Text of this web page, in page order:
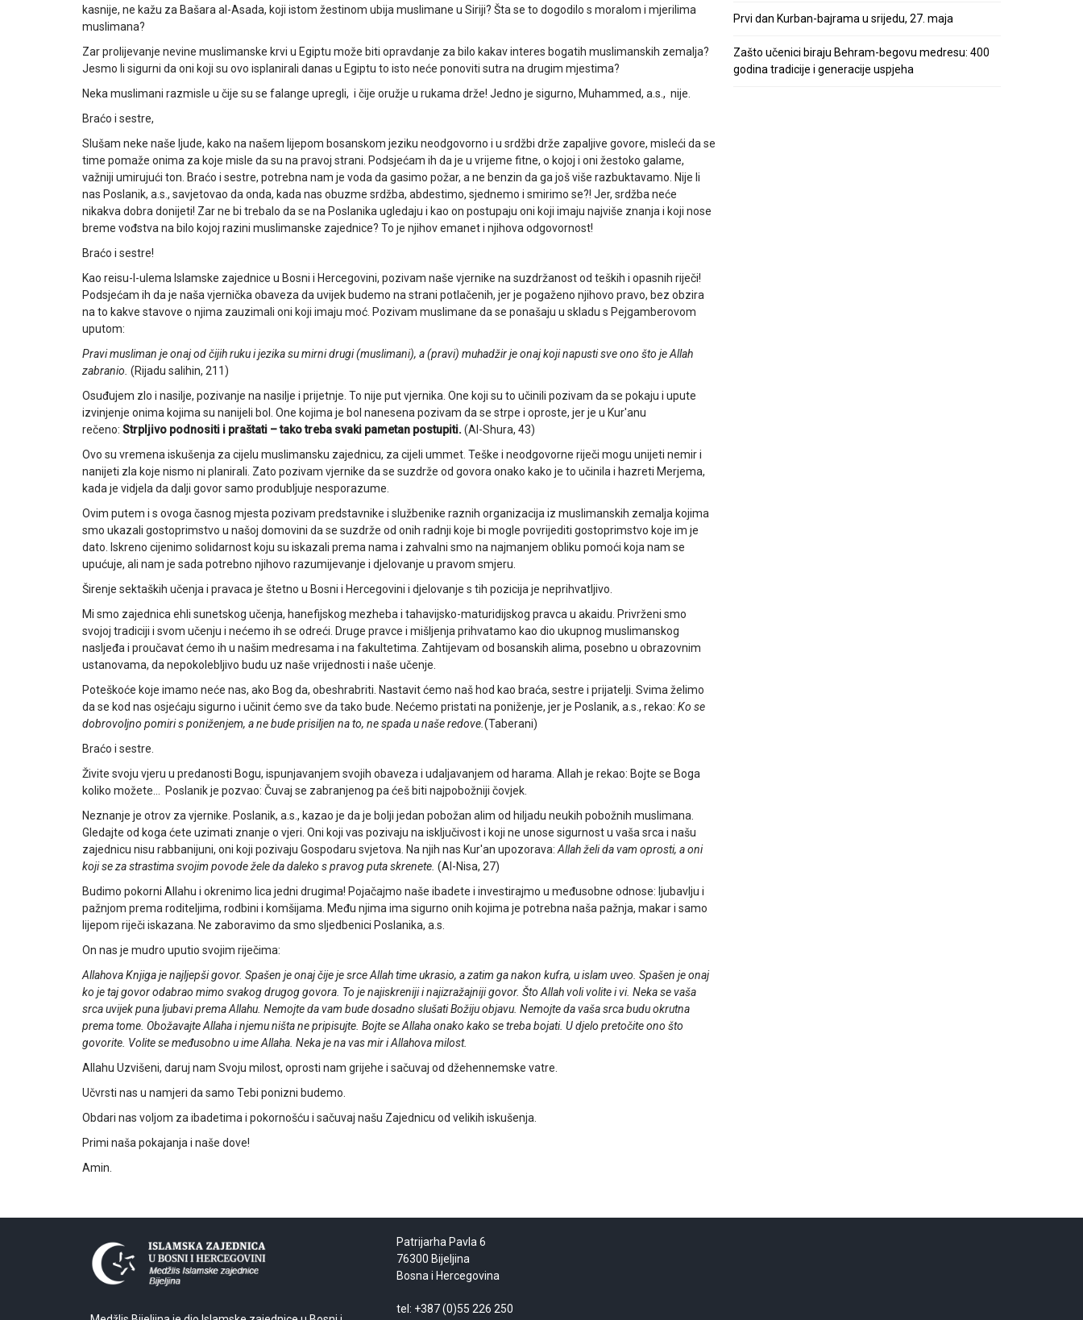
kasnije, ne kažu za Bašara al-Asada, koji istom žestinom ubija muslimane u Siriji? Šta se to dogodilo s moralom i mjerilima
muslimana?
Zar prolijevanje nevine muslimanske krvi u Egiptu može biti opravdanje za bilo kakav interes bogatih muslimanskih zemalja?
Jesmo li sigurni da oni koji su ovo isplanirali danas u Egiptu to isto neće ponoviti sutra na drugim mjestima?
Neka muslimani razmisle u čije su se falange upregli, i čije oružje u rukama drže! Jedno je sigurno, Muhammed, a.s., nije.
Braćo i sestre,
Slušam neke naše ljude, kako na našem lijepom bosanskom jeziku neodgovorno i u srdžbi drže zapaljive govore, misleći da se
time pomaže onima za koje misle da su na pravoj strani. Podsjećam ih da je u vrijeme fitne, o kojoj i oni žestoko galame,
važniji umirujući ton. Braćo i sestre, potrebna nam je voda da gasimo požar, a ne benzin da ga još više razbuktavamo. Nije li
nas Poslanik, a.s., savjetovao da onda, kada nas obuzme srdžba, abdestimo, sjednemo i smirimo se?! Jer, srdžba neće
nikakva dobra donijeti! Zar ne bi trebalo da se na Poslanika ugledaju i kao on postupaju oni koji imaju najviše znanja i koji nose
breme vođstva na bilo kojoj razini muslimanske zajednice? To je njihov emanet i njihova odgovornost!
Braćo i sestre!
Kao reisu-l-ulema Islamske zajednice u Bosni i Hercegovini, pozivam naše vjernike na suzdržanost od teških i opasnih riječi!
Podsjećam ih da je naša vjernička obaveza da uvijek budemo na strani potlačenih, jer je pogaženo njihovo pravo, bez obzira
na to kakve stavove o njima zauzimali oni koji imaju moć. Pozivam muslimane da se ponašaju u skladu s Pejgamberovom
uputom:
Pravi musliman je onaj od čijih ruku i jezika su mirni drugi (muslimani), a (pravi) muhadžir je onaj koji napusti sve ono što je Allah
zabranio. (Rijadu salihin, 211)
Osuđujem zlo i nasilje, pozivanje na nasilje i prijetnje. To nije put vjernika. One koji su to učinili pozivam da se pokaju i upute
izvinjenje onima kojima su nanijeli bol. One kojima je bol nanesena pozivam da se strpe i oproste, jer je u Kur'anu
rečeno: Strpljivo podnositi i praštati – tako treba svaki pametan postupiti. (Al-Shura, 43)
Ovo su vremena iskušenja za cijelu muslimansku zajednicu, za cijeli ummet. Teške i neodgovorne riječi mogu unijeti nemir i
nanijeti zla koje nismo ni planirali. Zato pozivam vjernike da se suzdrže od govora onako kako je to učinila i hazreti Merjema,
kada je vidjela da dalji govor samo produbljuje nesporazume.
Ovim putem i s ovoga časnog mjesta pozivam predstavnike i službenike raznih organizacija iz muslimanskih zemalja kojima
smo ukazali gostoprimstvo u našoj domovini da se suzdrže od onih radnji koje bi mogle povrijediti gostoprimstvo koje im je
dato. Iskreno cijenimo solidarnost koju su iskazali prema nama i zahvalni smo na najmanjem obliku pomoći koja nam se
upućuje, ali nam je sada potrebno njihovo razumijevanje i djelovanje u pravom smjeru.
Širenje sektaških učenja i pravaca je štetno u Bosni i Hercegovini i djelovanje s tih pozicija je neprihvatljivo.
Mi smo zajednica ehli sunetskog učenja, hanefijskog mezheba i tahavijsko-maturidijskog pravca u akaidu. Privrženi smo
svojoj tradiciji i svom učenju i nećemo ih se odreći. Druge pravce i mišljenja prihvatamo kao dio ukupnog muslimanskog
nasljeđa i proučavat ćemo ih u našim medresama i na fakultetima. Zahtijevam od bosanskih alima, posebno u obrazovnim
ustanovama, da nepokolebljivo budu uz naše vrijednosti i naše učenje.
Poteškoće koje imamo neće nas, ako Bog da, obeshrabriti. Nastavit ćemo naš hod kao braća, sestre i prijatelji. Svima želimo
da se kod nas osjećaju sigurno i učinit ćemo sve da tako bude. Nećemo pristati na poniženje, jer je Poslanik, a.s., rekao: Ko se
dobrovoljno pomiri s poniženjem, a ne bude prisiljen na to, ne spada u naše redove. (Taberani)
Braćo i sestre.
Živite svoju vjeru u predanosti Bogu, ispunjavanjem svojih obaveza i udaljavanjem od harama. Allah je rekao: Bojte se Boga
koliko možete… Poslanik je pozvao: Čuvaj se zabranjenog pa ćeš biti najpobožniji čovjek.
Neznanje je otrov za vjernike. Poslanik, a.s., kazao je da je bolji jedan pobožan alim od hiljadu neukih pobožnih muslimana.
Gledajte od koga ćete uzimati znanje o vjeri. Oni koji vas pozivaju na isključivost i koji ne unose sigurnost u vaša srca i našu
zajednicu nisu rabbanijuni, oni koji pozivaju Gospodaru svjetova. Na njih nas Kur'an upozorava: Allah želi da vam oprosti, a oni
koji se za strastima svojim povode žele da daleko s pravog puta skrenete. (Al-Nisa, 27)
Budimo pokorni Allahu i okrenimo lica jedni drugima! Pojačajmo naše ibadete i investirajmo u međusobne odnose: ljubavlju i
pažnjom prema roditeljima, rodbini i komšijama. Među njima ima sigurno onih kojima je potrebna naša pažnja, makar i samo
lijepom riječi iskazana. Ne zaboravimo da smo sljedbenici Poslanika, a.s.
On nas je mudro uputio svojim riječima:
Allahova Knjiga je najljepši govor. Spašen je onaj čije je srce Allah time ukrasio, a zatim ga nakon kufra, u islam uveo. Spašen je onaj
ko je taj govor odabrao mimo svakog drugog govora. To je najiskreniji i najizražajniji govor. Što Allah voli volite i vi. Neka se vaša
srca uvijek puna ljubavi prema Allahu. Nemojte da vam bude dosadno slušati Božiju objavu. Nemojte da vaša srca budu okrutna
prema tome. Obožavajte Allaha i njemu ništa ne pripisujte. Bojte se Allaha onako kako se treba bojati. U djelo pretočite ono što
govorite. Volite se međusobno u ime Allaha. Neka je na vas mir i Allahova milost.
Allahu Uzvišeni, daruj nam Svoju milost, oprosti nam grijehe i sačuvaj od džehennemske vatre.
Učvrsti nas u namjeri da samo Tebi ponizni budemo.
Obdari nas voljom za ibadetima i pokornošću i sačuvaj našu Zajednicu od velikih iskušenja.
Primi naša pokajanja i naše dove!
Amin.
Prvi dan Kurban-bajrama u srijedu, 27. maja
Zašto učenici biraju Behram-begovu medresu: 400
godina tradicije i generacije uspjeha
Patrijarha Pavla 6
76300 Bijeljina
Bosna i Hercegovina
tel: +387 (0)55 226 250